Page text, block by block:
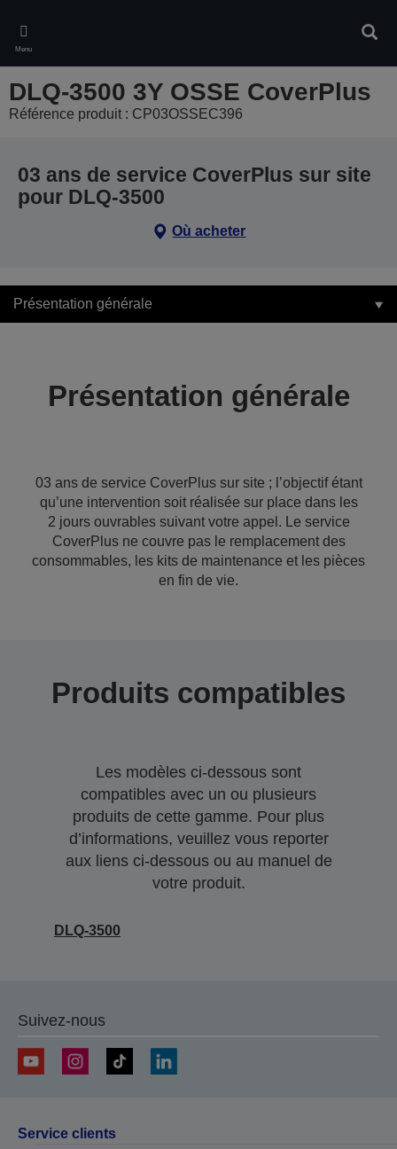
main
content
Menu
DLQ-3500 3Y OSSE CoverPlus
Référence produit : CP03OSSEC396
03 ans de service CoverPlus sur site
pour DLQ-3500
Où acheter
Présentation générale
Présentation générale
03 ans de service CoverPlus sur site ; l’objectif étant
qu’une intervention soit réalisée sur place dans les
2 jours ouvrables suivant votre appel. Le service
CoverPlus ne couvre pas le remplacement des
consommables, les kits de maintenance et les pièces
en fin de vie.
Produits compatibles
Les modèles ci-dessous sont
compatibles avec un ou plusieurs
produits de cette gamme. Pour plus
d’informations, veuillez vous reporter
aux liens ci-dessous ou au manuel de
votre produit.
DLQ-3500
Suivez-nous
Service clients